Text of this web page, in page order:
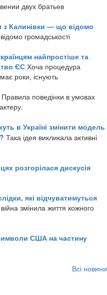
двух братьев
з Калинівки — що відомо
громадськості
найпростіше та
ЄС Хоча процедура
роки, існують
Правила поведінки в умовах
в Україні змінити модель
Така ідея викликала активні
розгорілася дискусія
які відчуватимуться
змінила життя кожного
США на частину
Всі новини